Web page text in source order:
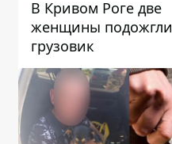
В Кривом Роге две
женщины подожгли
грузовик